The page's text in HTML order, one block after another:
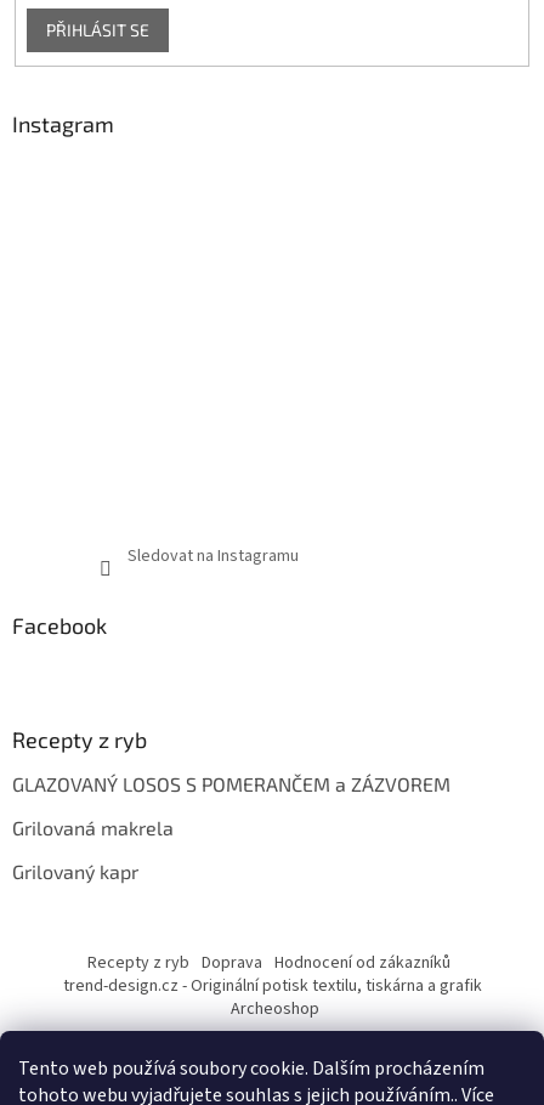
Tento web používá soubory cookie. Dalším procházením
tohoto webu vyjadřujete souhlas s jejich používáním.. Více
PŘIHLÁSIT SE
Instagram
Sledovat na Instagramu
Facebook
Recepty z ryb
GLAZOVANÝ LOSOS S POMERANČEM a ZÁZVOREM
Grilovaná makrela
Grilovaný kapr
Recepty z ryb Doprava Hodnocení od zákazníků
trend-design.cz - Originální potisk textilu, tiskárna a grafik
Archeoshop